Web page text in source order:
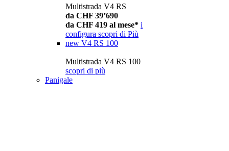
Multistrada V4 RS
da CHF 39’690
da CHF 419 al mese* i
configura scopri di Più
new V4 RS 100
Multistrada V4 RS 100
scopri di più
Panigale